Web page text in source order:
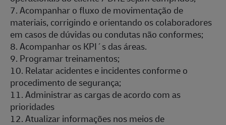
7. Acompanhar o fluxo de movimentação de
materiais, corrigindo e orientando os colaboradores
em casos de dúvidas ou condutas não conformes;
8. Acompanhar os KPI´s das áreas.
9. Programar treinamentos;
10. Relatar acidentes e incidentes conforme o
procedimento de segurança;
11. Administrar as cargas de acordo com as
prioridades
12. Atualizar informações nos meios de